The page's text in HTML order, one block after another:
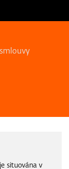
situována v